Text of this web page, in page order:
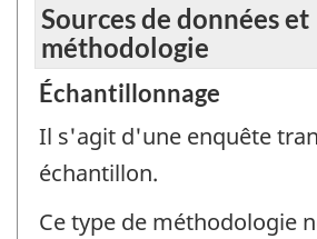
Sources de données et
méthodologie
Échantillonnage
Il s'agit d'une enquête
échantillon.
Ce type de méthodologie